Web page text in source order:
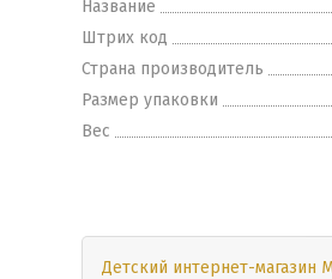
Название
Штрих код
Страна производитель
Размер упаковки
Вес
Детский интернет-магазин